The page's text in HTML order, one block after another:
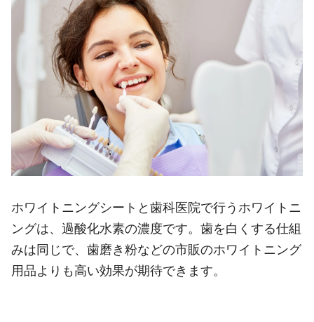
ホワイトニングシートと歯科医院で行うホワイトニ
ングは、過酸化水素の濃度です。歯を白くする仕組
みは同じで、歯磨き粉などの市販のホワイトニング
用品よりも高い効果が期待できます。